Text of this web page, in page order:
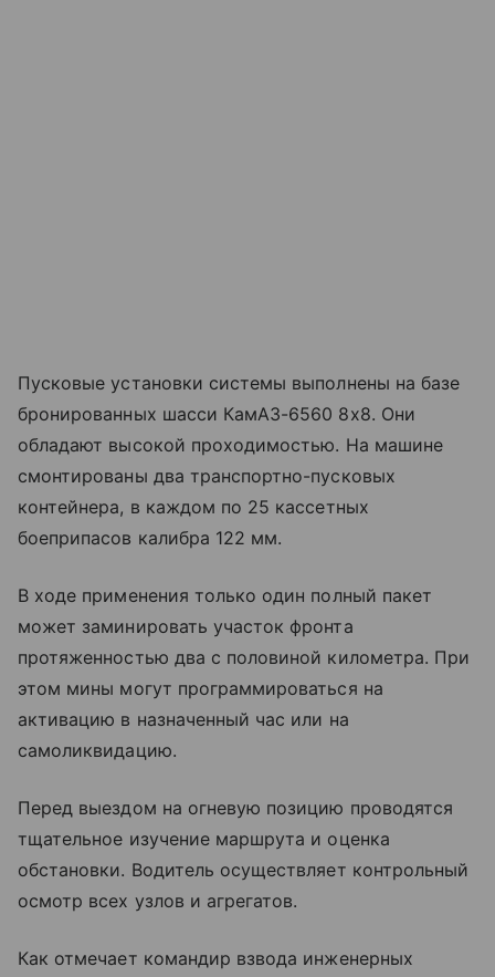
Пусковые установки системы выполнены на базе
бронированных шасси КамАЗ-6560 8х8. Они
обладают высокой проходимостью. На машине
смонтированы два транспортно-пусковых
контейнера, в каждом по 25 кассетных
боеприпасов калибра 122 мм.
В ходе применения только один полный пакет
может заминировать участок фронта
протяженностью два с половиной километра. При
этом мины могут программироваться на
активацию в назначенный час или на
самоликвидацию.
Перед выездом на огневую позицию проводятся
тщательное изучение маршрута и оценка
обстановки. Водитель осуществляет контрольный
осмотр всех узлов и агрегатов.
Как отмечает командир взвода инженерных